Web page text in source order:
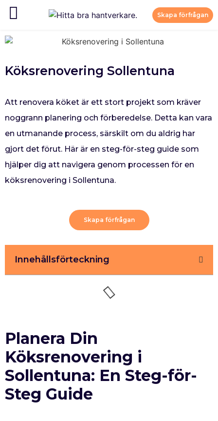
Skapa förfrågan
Köksrenovering Sollentuna
Att renovera köket är ett stort projekt som kräver
noggrann planering och förberedelse. Detta kan vara
en utmanande process, särskilt om du aldrig har
gjort det förut. Här är en steg-för-steg guide som
hjälper dig att navigera genom processen för en
köksrenovering i Sollentuna.
Skapa förfrågan
Innehållsförteckning
Planera Din
Köksrenovering i
Sollentuna: En Steg-för-
Steg Guide